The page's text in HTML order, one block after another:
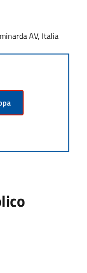
AV, Italia